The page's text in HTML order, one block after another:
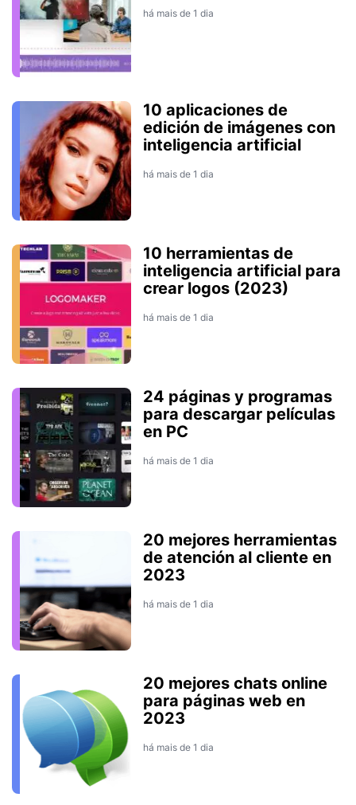
há mais de 1 dia
10 aplicaciones de
edición de imágenes con
inteligencia artificial
há mais de 1 dia
10 herramientas de
inteligencia artificial para
crear logos (2023)
há mais de 1 dia
24 páginas y programas
para descargar películas
en PC
há mais de 1 dia
20 mejores herramientas
de atención al cliente en
2023
há mais de 1 dia
20 mejores chats online
para páginas web en
2023
há mais de 1 dia